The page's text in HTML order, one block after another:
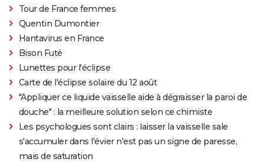
Tour de France femmes
Quentin Dumontier
Hantavirus en France
Bison Futé
Lunettes pour l'éclipse
Carte de l'éclipse solaire du 12 août
"Appliquer ce liquide vaisselle aide à dégraisser la paroi de
douche" : la meilleure solution selon ce chimiste
Les psychologues sont clairs : laisser la vaisselle sale
s'accumuler dans l'évier n'est pas un signe de paresse,
mais de saturation